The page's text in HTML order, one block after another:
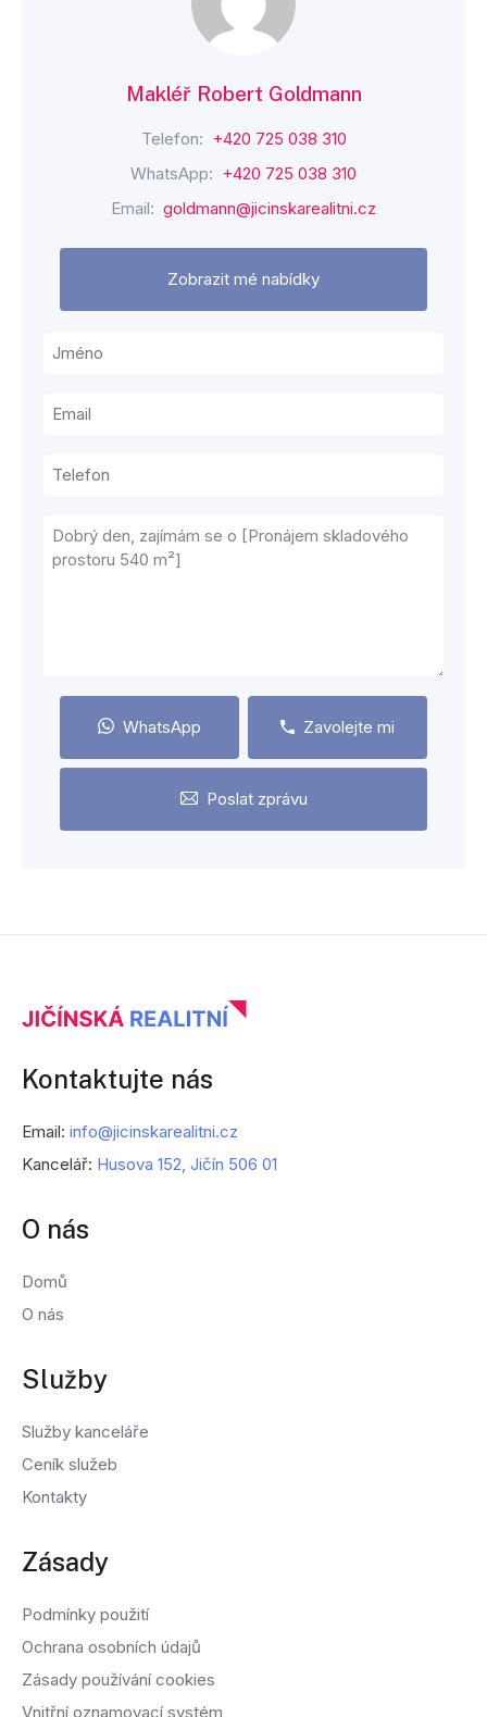
Makléř Robert Goldmann
Telefon: +420 725 038 310
WhatsApp: +420 725 038 310
Email: goldmann@jicinskarealitni.cz
Zobrazit mé nabídky
WhatsApp Zavolejte mi
Poslat zprávu
Kontaktujte nás
Email: info@jicinskarealitni.cz
Kancelář: Husova 152, Jičín 506 01
O nás
Domů
O nás
Služby
Služby kanceláře
Ceník služeb
Kontakty
Zásady
Podmínky použití
Ochrana osobních údajů
Zásady používání cookies
Vnitřní oznamovací systém